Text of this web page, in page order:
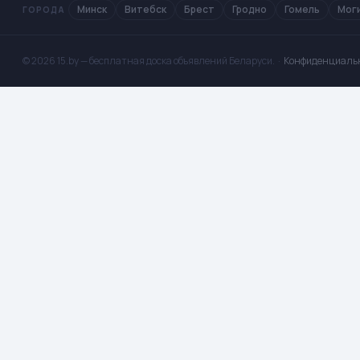
ГОРОДА Минск Витебск Брест Гродно Гомель
© 2026 15.by — бесплатная доска объявлений Беларуси. ·